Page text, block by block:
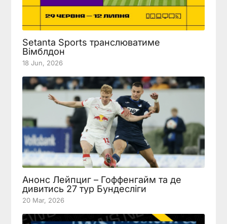
Setanta Sports транслюватиме
Вімблдон
18 Jun, 2026
Анонс Лейпциг – Гоффенгайм та де
дивитись 27 тур Бундесліги
20 Mar, 2026